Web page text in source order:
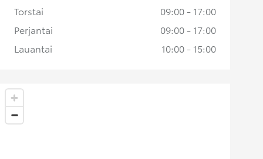
Torstai
09:00 - 17:00
Perjantai
09:00 - 17:00
Lauantai
10:00 - 15:00